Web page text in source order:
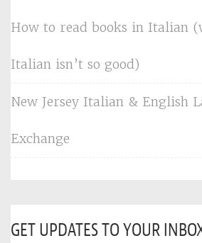
How to read books in Italian
Italian isn’t so good)
New Jersey Italian & English
Exchange
GET UPDATES TO YOUR